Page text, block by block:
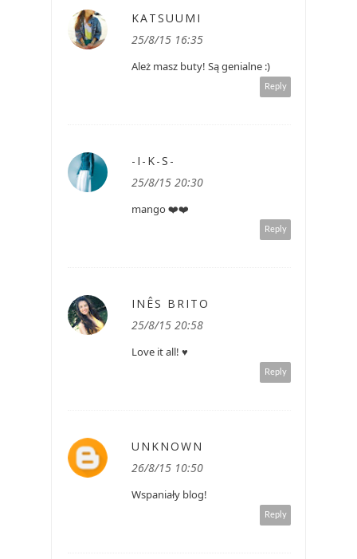
KATSUUMI
25/8/15 16:35
Ależ masz buty! Są genialne :)
Reply
-I-K-S-
25/8/15 20:30
mango ❤️❤️
Reply
INÊS BRITO
25/8/15 20:58
Love it all! ♥
Reply
UNKNOWN
26/8/15 10:50
Wspaniały blog!
Reply